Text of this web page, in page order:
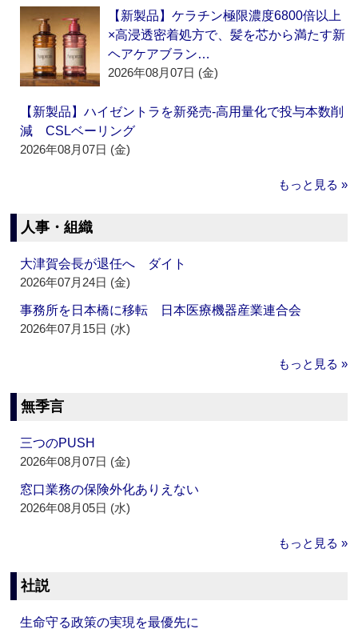
【新製品】ケラチン極限濃度6800倍以上
×高浸透密着処方で、髪を芯から満たす新
ヘアケアブラン…
2026年08月07日 (金)
【新製品】ハイゼントラを新発売‐高用量化で投与本数削
減 CSLベーリング
2026年08月07日 (金)
もっと見る »
人事・組織
大津賀会長が退任へ ダイト
2026年07月24日 (金)
事務所を日本橋に移転 日本医療機器産業連合会
2026年07月15日 (水)
もっと見る »
無季言
三つのPUSH
2026年08月07日 (金)
窓口業務の保険外化ありえない
2026年08月05日 (水)
もっと見る »
社説
生命守る政策の実現を最優先に